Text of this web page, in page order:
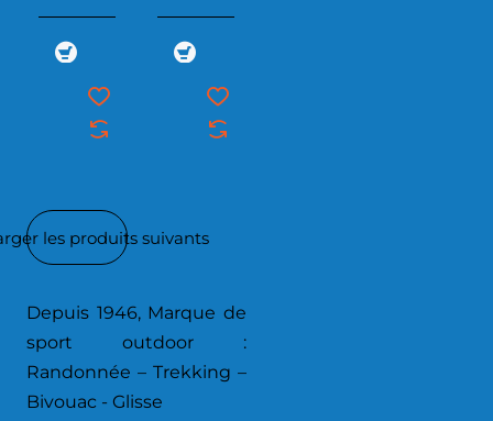
les produits suivants
Depuis 1946, Marque de
sport outdoor :
Randonnée – Trekking –
Bivouac - Glisse